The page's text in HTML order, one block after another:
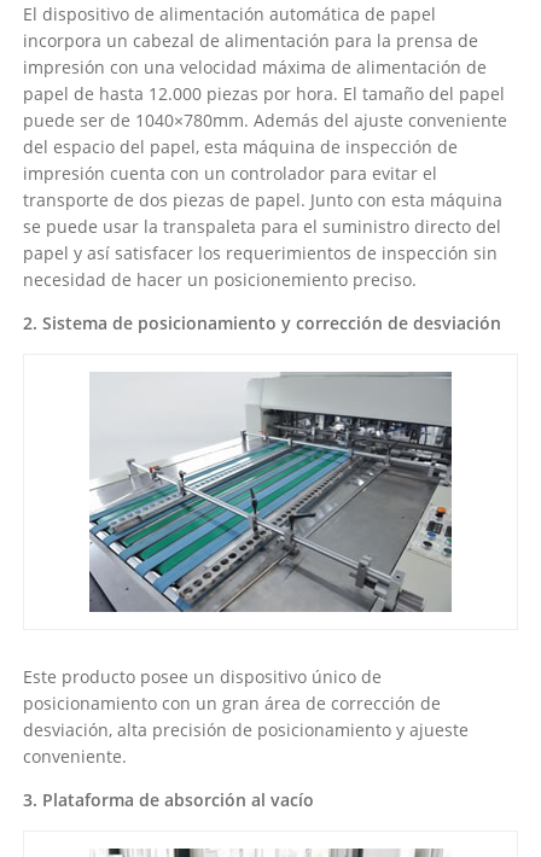
El dispositivo de alimentación automática de papel
incorpora un cabezal de alimentación para la prensa de
impresión con una velocidad máxima de alimentación de
papel de hasta 12.000 piezas por hora. El tamaño del papel
puede ser de 1040×780mm. Además del ajuste conveniente
del espacio del papel, esta máquina de inspección de
impresión cuenta con un controlador para evitar el
transporte de dos piezas de papel. Junto con esta máquina
se puede usar la transpaleta para el suministro directo del
papel y así satisfacer los requerimientos de inspección sin
necesidad de hacer un posicionemiento preciso.
2. Sistema de posicionamiento y corrección de desviación
Este producto posee un dispositivo único de
posicionamiento con un gran área de corrección de
desviación, alta precisión de posicionamiento y ajueste
conveniente.
3. Plataforma de absorción al vacío